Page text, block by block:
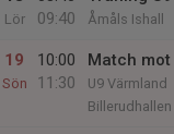
Lör
09:40
Åmåls Ishall
19
Sön
10:00
11:30
Match mot
U9 Värmland
Billerudhallen